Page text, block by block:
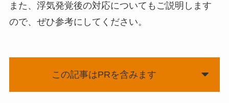
また、浮気発覚後の対応についてもご説明します
ので、ぜひ参考にしてください。
この記事はPRを含みます